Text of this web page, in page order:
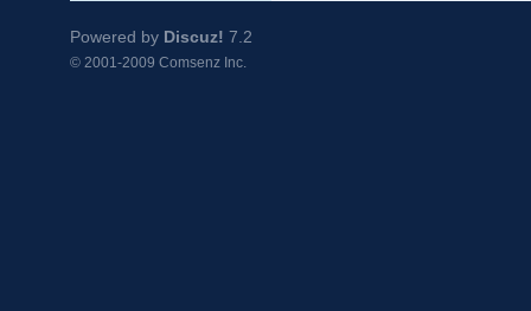
Powered by Discuz! 7.2
© 2001-2009 Comsenz Inc.